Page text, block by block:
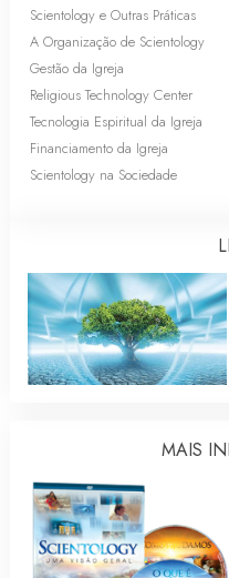
Scientology e Outras Práticas
A Organização de Scientology
Gestão da Igreja
Religious Technology Center
Tecnologia Espiritual da Igreja
Financiamento da Igreja
Scientology na Sociedade
MAIS